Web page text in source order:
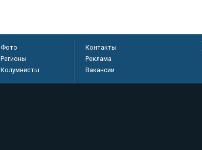
Фото
Регионы
Колумнисты
Контакты
Реклама
Вакансии